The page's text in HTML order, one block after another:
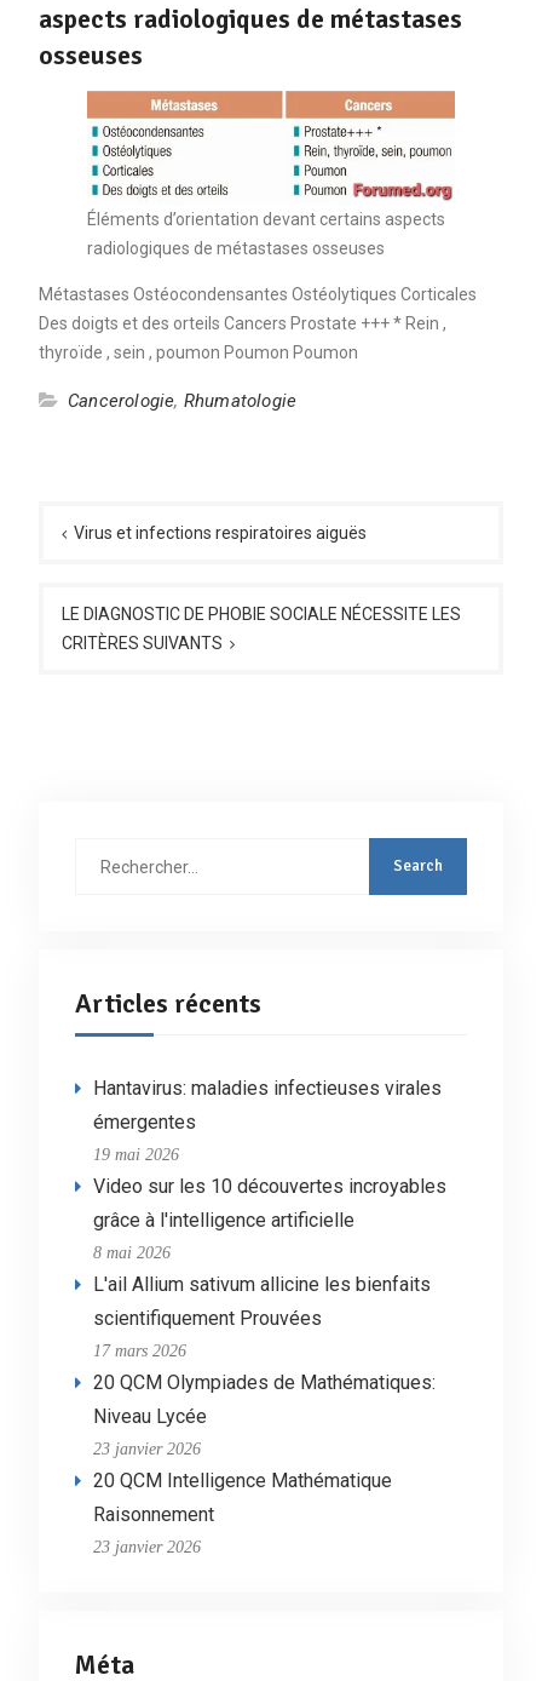
aspects radiologiques de métastases
osseuses
Éléments d’orientation devant certains aspects
radiologiques de métastases osseuses
Métastases Ostéocondensantes Ostéolytiques Corticales
Des doigts et des orteils Cancers Prostate +++ * Rein ,
thyroïde , sein , poumon Poumon Poumon
Cancerologie, Rhumatologie
de Virus et infections respiratoires aiguës
LE DIAGNOSTIC DE PHOBIE SOCIALE NÉCESSITE LES
CRITÈRES SUIVANTS
Articles récents
Hantavirus: maladies infectieuses virales
émergentes
19 mai 2026
Video sur les 10 découvertes incroyables
grâce à l'intelligence artificielle
8 mai 2026
L'ail Allium sativum allicine les bienfaits
scientifiquement Prouvées
17 mars 2026
20 QCM Olympiades de Mathématiques:
Niveau Lycée
23 janvier 2026
20 QCM Intelligence Mathématique
Raisonnement
23 janvier 2026
Méta